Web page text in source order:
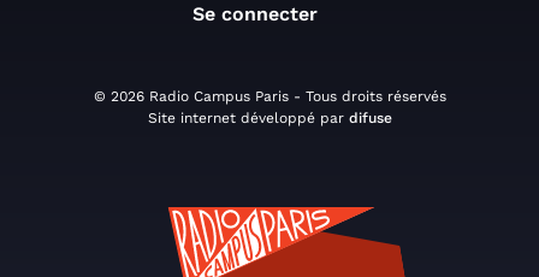
Se connecter
© 2026 Radio Campus Paris - Tous droits réservés
Site internet développé par difuse